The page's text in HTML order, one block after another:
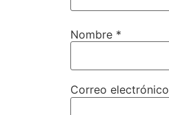
Nombre *
Correo electrónico